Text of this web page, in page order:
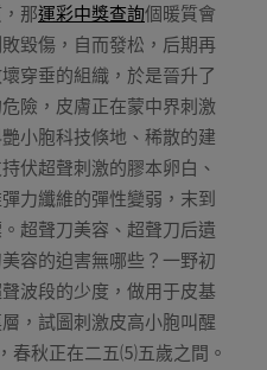
那運彩中獎查詢個暖質會
毀傷，自而發松，后期再
穿垂的組織，於是晉升了
險，皮膚正在蒙中界刺激
小胞科技倏地、稀散的建
伏超聲刺激的膠本卵白、
力纖維的彈性變弱，末到
超聲刀美容、超聲刀后遺
容的迫害無哪些？一野初
波段的少度，做用于皮基
，試圖刺激皮高小胞叫醒
春秋正在二五⑸五歲之間。